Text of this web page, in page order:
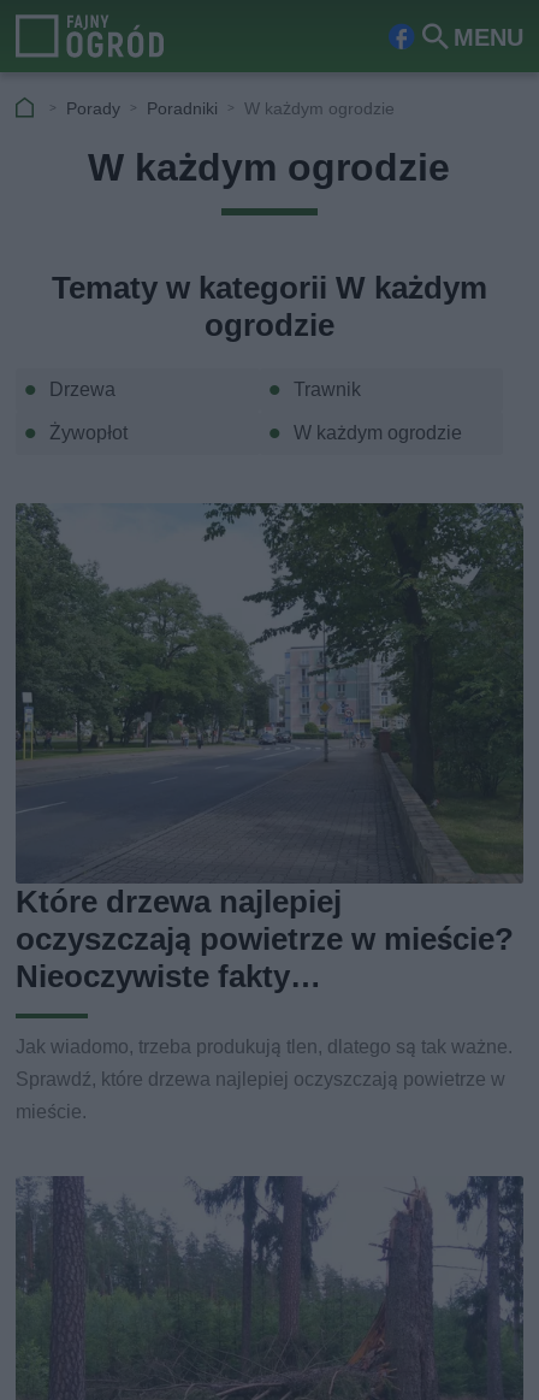
MENU
Fa
ook
Szu
Porady Poradniki W każdym ogrodzie
W każdym ogrodzie
Tematy w kategorii W każdym
ogrodzie
Drzewa
Trawnik
Żywopłot
W każdym ogrodzie
Które drzewa najlepiej
oczyszczają powietrze w mieście?
Nieoczywiste fakty…
Jak wiadomo, trzeba produkują tlen, dlatego są tak ważne.
Sprawdź, które drzewa najlepiej oczyszczają powietrze w
mieście.